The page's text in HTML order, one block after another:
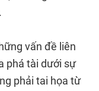
vấn đề liên
phá tài dưới sự
phải tai họa từ